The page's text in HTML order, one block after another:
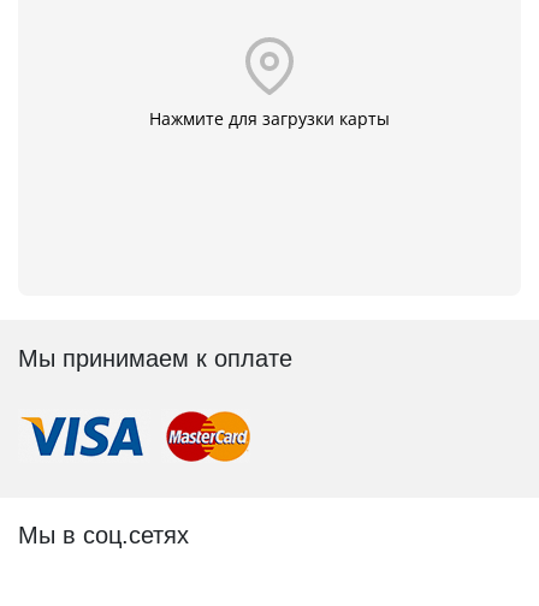
Нажмите для загрузки карты
Мы принимаем к оплате
Мы в соц.сетях